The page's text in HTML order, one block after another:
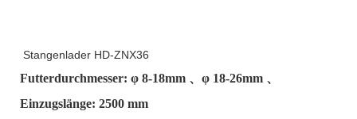
Stangenlader HD-ZNX36
Futterdurchmesser: φ 8-18mm 、φ 18-26mm 、
Einzugslänge: 2500 mm